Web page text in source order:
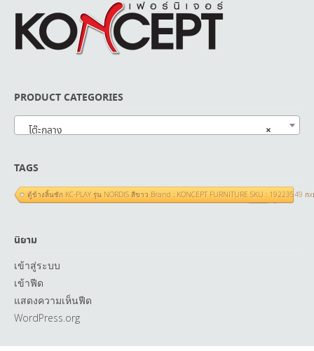
PRODUCT CATEGORIES
×
โต๊ะกลาง
TAGS
ตู้ข้างลิ้นชัก KC-PLAY รุ่น NORDIS สีขาว Brand : KONCEPT FURNITURE SKU : 19223549 ก
นิยาม
เข้าสู่ระบบ
เข้าฟีด
แสดงความเห็นฟีด
WordPress.org